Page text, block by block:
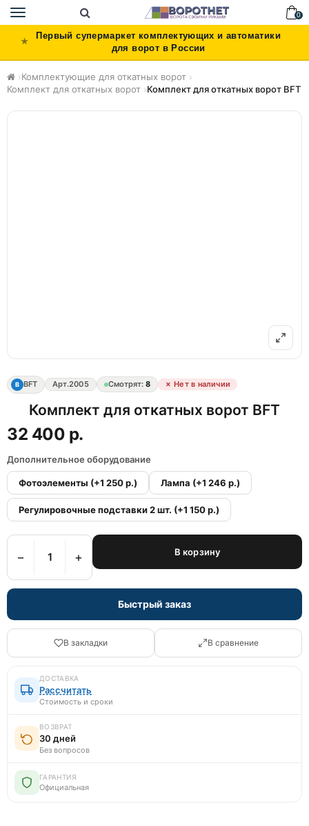
Toggle
navigation
0
Первый супермаркет комплектующих и автоматики
для ворот в России
›Комплектующие для откатных ворот ›
Комплект для откатных ворот ›Комплект для откатных ворот BFT
B BFT Арт.2005 Смотрят: 8 ✗ Нет в наличии
Комплект для откатных ворот BFT
32 400 р.
Дополнительное оборудование
Фотоэлементы (+1 250 р.) Лампа (+1 246 р.)
Регулировочные подставки 2 шт. (+1 150 р.)
− + В корзину
Быстрый заказ
В закладки В сравнение
ДОСТАВКА
Рассчитать
Стоимость и сроки
ВОЗВРАТ
30 дней
Без вопросов
ГАРАНТИЯ
Официальная